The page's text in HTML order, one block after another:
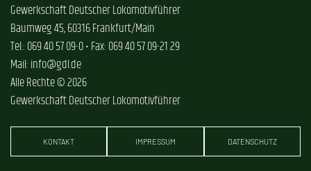
Gewerkschaft Deutscher Lokomotivführer
Baumweg 45, 60316 Frankfurt/Main
Tel.: 069 40 57 09-0 • Fax: 069 40 57 09-21 29
Mail: info@gdl.de
Alle Rechte © 2026
Gewerkschaft Deutscher Lokomotivführer
KONTAKT IMPRESSUM DATENSCHUTZ